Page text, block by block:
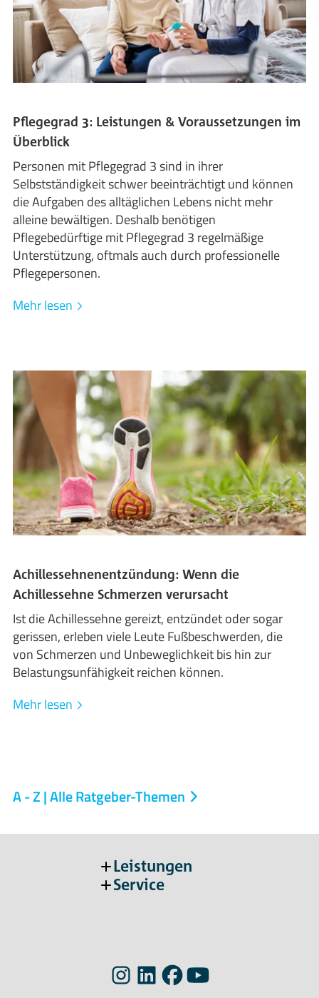
Pflegegrad 3: Leistungen & Voraussetzungen im
Überblick
Personen mit Pflegegrad 3 sind in ihrer
Selbstständigkeit schwer beeinträchtigt und können
die Aufgaben des alltäglichen Lebens nicht mehr
alleine bewältigen. Deshalb benötigen
Pflegebedürftige mit Pflegegrad 3 regelmäßige
Unterstützung, oftmals auch durch professionelle
Pflegepersonen.
Mehr lesen
Achillessehnenentzündung: Wenn die
Achillessehne Schmerzen verursacht
Ist die Achillessehne gereizt, entzündet oder sogar
gerissen, erleben viele Leute Fußbeschwerden, die
von Schmerzen und Unbeweglichkeit bis hin zur
Belastungsunfähigkeit reichen können.
Mehr lesen
A - Z | Alle Ratgeber-Themen
Leistungen
Service